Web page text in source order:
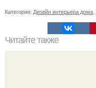
Категории: Дизайн интерьера дома
Читайте также